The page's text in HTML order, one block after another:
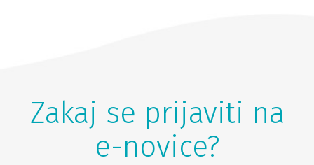
Zakaj se prijaviti na
e-novice?